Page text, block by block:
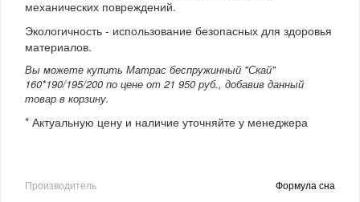
механических повреждений.
Экологичность - использование безопасных для здоровья
материалов.
Вы можете купить Матрас беспружинный "Скай"
160*190/195/200 по цене от 21 950 руб., добавив данный
товар в корзину.
* Актуальную цену и наличие уточняйте у менеджера
Производитель Формула сна